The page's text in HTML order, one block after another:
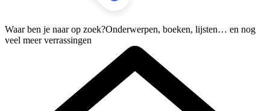
Waar ben je naar op zoek?Onderwerpen, boeken, lijsten… en nog
veel meer verrassingen